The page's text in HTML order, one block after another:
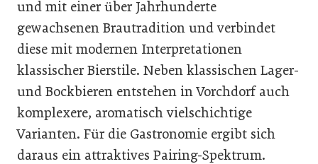
und mit einer über Jahrhunderte
gewachsenen Brautradition und verbindet
diese mit modernen Interpretationen
klassischer Bierstile. Neben klassischen Lager-
und Bockbieren entstehen in Vorchdorf auch
komplexere, aromatisch vielschichtige
Varianten. Für die Gastronomie ergibt sich
daraus ein attraktives Pairing-Spektrum.